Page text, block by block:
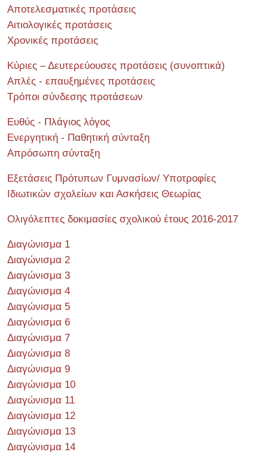
Αποτελεσματικές προτάσεις
Αιτιολογικές προτάσεις
Χρονικές προτάσεις
Κύριες – Δευτερεύουσες προτάσεις (συνοπτικά)
Απλές - επαυξημένες προτάσεις
Τρόποι σύνδεσης προτάσεων
Ευθύς - Πλάγιος λόγος
Ενεργητική - Παθητική σύνταξη
Απρόσωπη σύνταξη
Εξετάσεις Πρότυπων Γυμνασίων/ Υποτροφίες
Ιδιωτικών σχολείων και Ασκήσεις Θεωρίας
Ολιγόλεπτες δοκιμασίες σχολικού έτους 2016-2017
Διαγώνισμα 1
Διαγώνισμα 2
Διαγώνισμα 3
Διαγώνισμα 4
Διαγώνισμα 5
Διαγώνισμα 6
Διαγώνισμα 7
Διαγώνισμα 8
Διαγώνισμα 9
Διαγώνισμα 10
Διαγώνισμα 11
Διαγώνισμα 12
Διαγώνισμα 13
Διαγώνισμα 14